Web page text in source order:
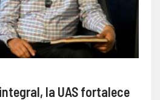
la UAS fortalece